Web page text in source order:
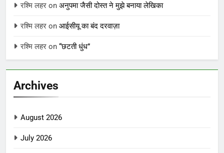
रश्मि लहर on अनुपमा जैसी दोस्त ने मुझे बनाया लेखिका
रश्मि लहर on आईसीयू का बंद दरवाज़ा
रश्मि लहर on “छटती धुंध”
Archives
August 2026
July 2026